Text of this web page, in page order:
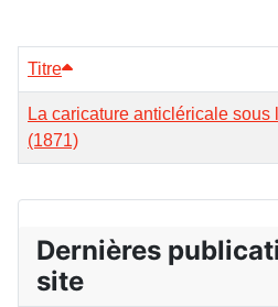
Titre
La caricature anticléricale
(1871)
Dernières
site